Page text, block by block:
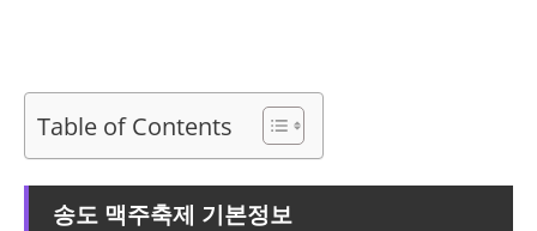
Table of Contents
송도 맥주축제 기본정보